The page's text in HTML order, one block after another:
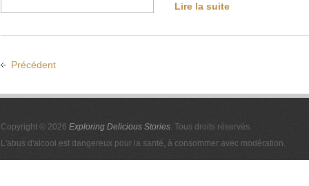
Lire la suite
Précédent
Copyright © 2026 Exploring Delicious Stories. Tous droits réservés.
L'abus d'alcool est dangereux pour la santé, à consommer avec modération.